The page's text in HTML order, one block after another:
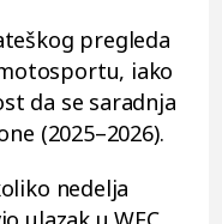
pregleda
iako
da se saradnja
(2025–2026).
nedelja